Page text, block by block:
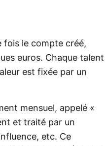
fois le compte créé,
euros. Chaque talent
est fixée par un
mensuel, appelé «
et traité par un
etc. Ce